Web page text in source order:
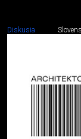
Diskusia